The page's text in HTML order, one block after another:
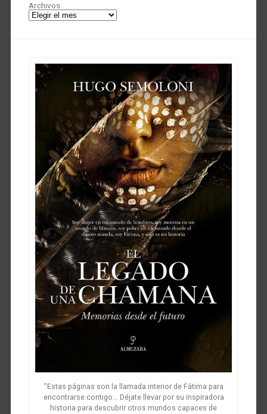
Archivos
"Estas páginas son la llamada interior de Fátima para
encontrarse contigo... Déjate llevar por su inspiradora
historia para descubrir otros mundos capaces de